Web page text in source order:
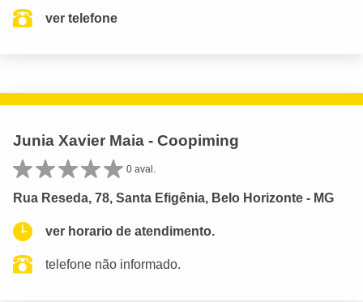
ver telefone
Junia Xavier Maia - Coopiming
0 aval.
Rua Reseda, 78, Santa Efigênia, Belo Horizonte - MG
ver horario de atendimento.
telefone não informado.